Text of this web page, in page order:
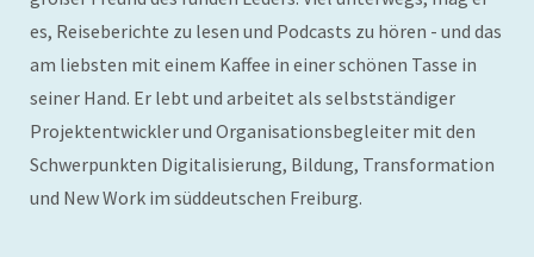
es, Reiseberichte zu lesen und Podcasts zu hören - und das
am liebsten mit einem Kaffee in einer schönen Tasse in
seiner Hand. Er lebt und arbeitet als selbstständiger
Projektentwickler und Organisationsbegleiter mit den
Schwerpunkten Digitalisierung, Bildung, Transformation
und New Work im süddeutschen Freiburg.